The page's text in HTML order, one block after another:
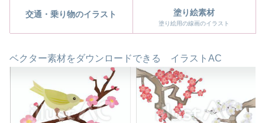
交通・乗り物のイラスト 塗り絵素材
塗り絵用の線画のイラスト
ベクター素材をダウンロードできる イラストAC